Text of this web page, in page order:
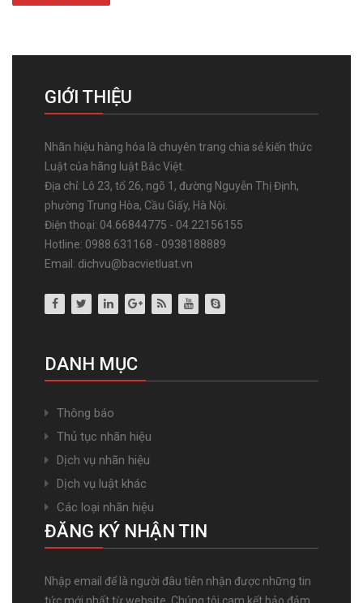
GIỚI THIỆU
Nhãn hiệu hàng hóa là chuyên trang chia sẻ kiến thức
Luật của hãng luật Bắc Việt.
Địa chỉ: Lô 23, tổ 26, ngõ 1, đường Nguyễn Thị Định,
phường Trung Hòa, Cầu Giấy, Hà Nội.
Điện thoại: 04.66844775 - 04.22156155
Hotline: 0988.631168 - 0938188889
Email: dichvu@bacvietluat.vn
DANH MỤC
Thông báo
Thủ tục nhãn hiệu
Dịch vụ nhãn hiệu
Dịch vụ luật khác
Các loại nhãn hiệu
ĐĂNG KÝ NHẬN TIN
Nhập email để là người đâu tiên nhận được những tin